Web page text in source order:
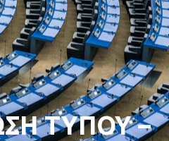
ΤΥΠΟΥ –